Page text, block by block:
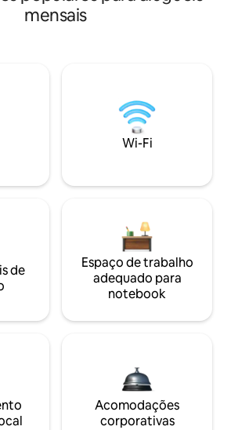
mensais
Wi-Fi
de
Espaço de trabalho
adequado para
notebook
Acomodações
corporativas